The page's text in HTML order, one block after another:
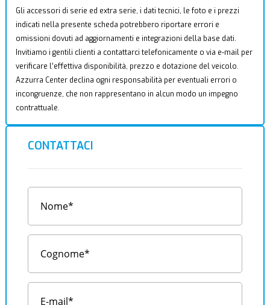
Gli accessori di serie ed extra serie, i dati tecnici, le foto e i prezzi
indicati nella presente scheda potrebbero riportare errori e
omissioni dovuti ad aggiornamenti e integrazioni della base dati.
Invitiamo i gentili clienti a contattarci telefonicamente o via e-mail per
verificare l’effettiva disponibilità, prezzo e dotazione del veicolo.
Azzurra Center declina ogni responsabilità per eventuali errori o
incongruenze, che non rappresentano in alcun modo un impegno
contrattuale.
CONTATTACI